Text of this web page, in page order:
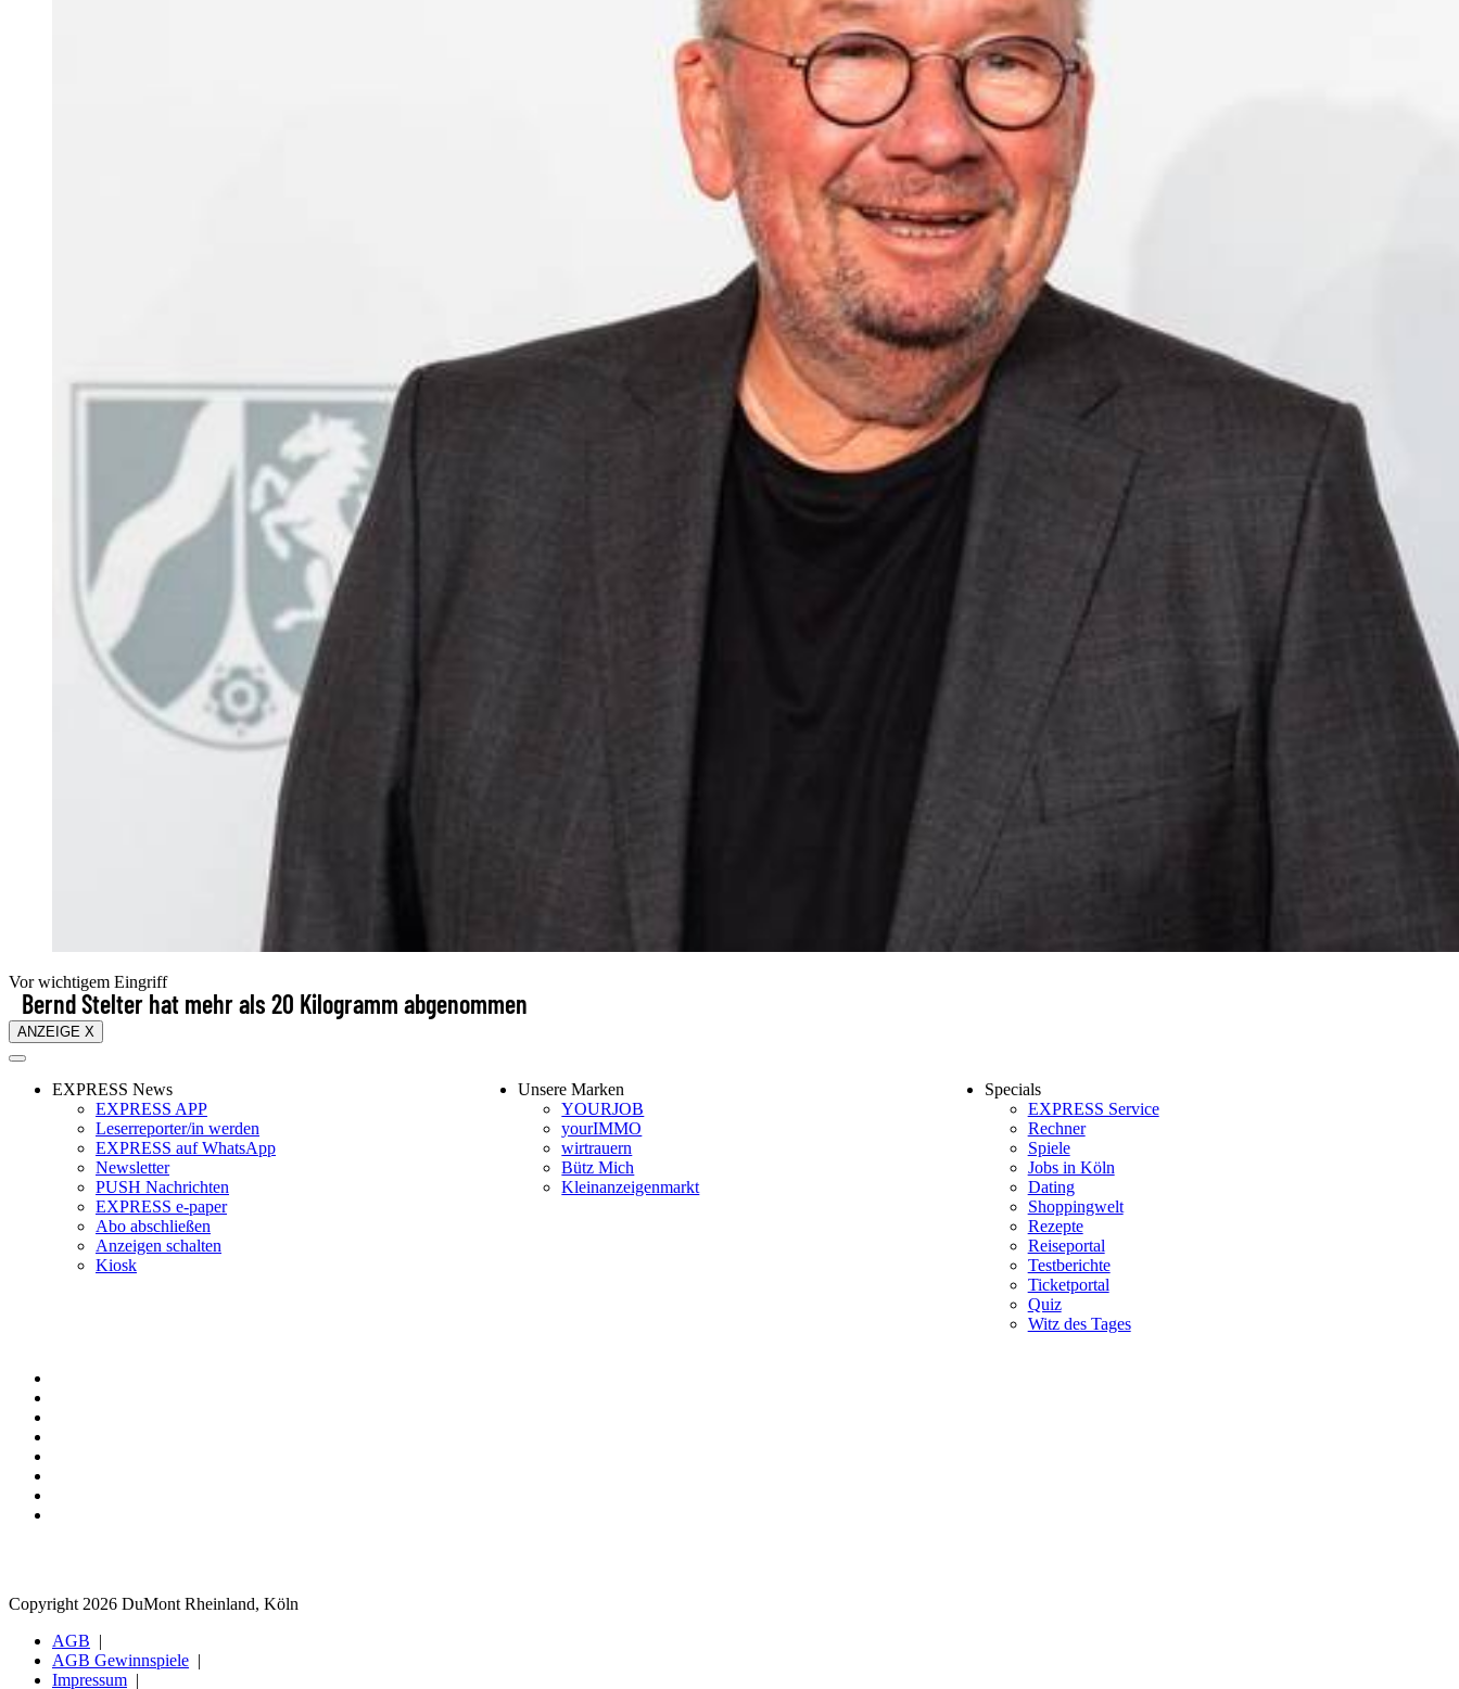
Vor wichtigem Eingriff
Bernd Stelter hat mehr als 20 Kilogramm abgenommen
ANZEIGE X
EXPRESS News
EXPRESS APP
Leserreporter/in werden
EXPRESS auf WhatsApp
Newsletter
PUSH Nachrichten
EXPRESS e-paper
Abo abschließen
Anzeigen schalten
Kiosk
Unsere Marken
YOURJOB
yourIMMO
wirtrauern
Bütz Mich
Kleinanzeigenmarkt
Specials
EXPRESS Service
Rechner
Spiele
Jobs in Köln
Dating
Shoppingwelt
Rezepte
Reiseportal
Testberichte
Ticketportal
Quiz
Witz des Tages
Copyright 2026 DuMont Rheinland, Köln
AGB
AGB Gewinnspiele
Impressum